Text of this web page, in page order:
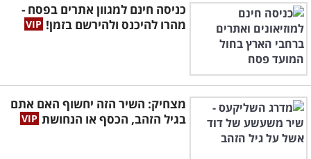
כניסה חינם למגוון אתרים בפסח -
מהרו להיכנס ולהירשם בזמן!
מצחיק: השיר הזה יחשוף האם אתם
בגיל הזהב, הכסף או הנחושת